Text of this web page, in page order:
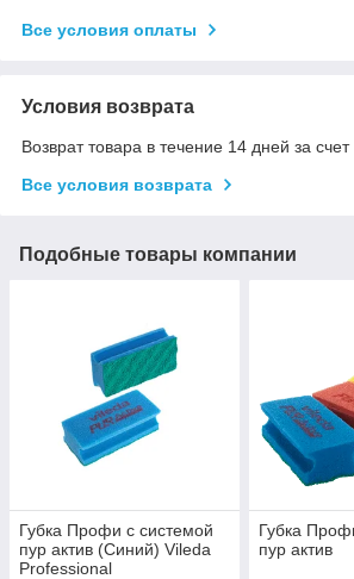
Все условия оплаты
Условия возврата
Возврат товара в течение 14 дней за счет
Все условия возврата
Подобные товары компании
Губка Профи с системой
пур актив (Синий) Vileda
Professional
Губка
пур актив